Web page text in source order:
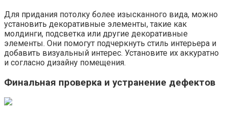
Для придания потолку более изысканного вида, можно
установить декоративные элементы, такие как
молдинги, подсветка или другие декоративные
элементы. Они помогут подчеркнуть стиль интерьера и
добавить визуальный интерес.​ Установите их аккуратно
и согласно дизайну помещения.​
Финальная проверка и устранение дефектов